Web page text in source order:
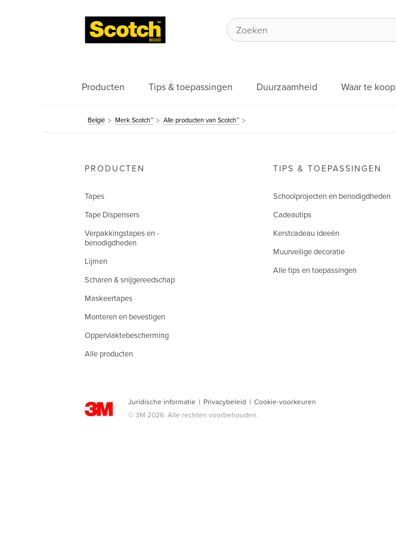
Producten Tips & toepassingen Duurzaamheid Waar te koop
België Merk Scotch™ Alle producten van Scotch™
PRODUCTEN
Tapes
Tape Dispensers
Verpakkingstapes en -
benodigdheden
Lijmen
Scharen & snijgereedschap
Maskeertapes
Monteren en bevestigen
Oppervlaktebescherming
Alle producten
TIPS & TOEPASSINGEN
Schoolprojecten en benodigdheden
Cadeautips
Kerstcadeau ideeën
Muurveilige decoratie
Alle tips en toepassingen
Juridische informatie | Privacybeleid | Cookie-voorkeuren
© 3M 2026. Alle rechten voorbehouden.